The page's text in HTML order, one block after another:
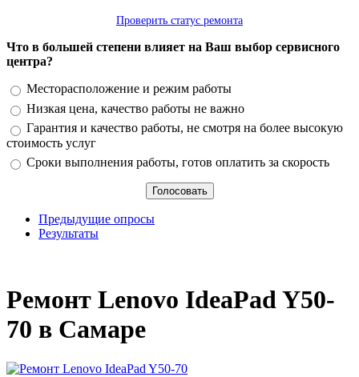
Проверить статус ремонта
Что в большей степени влияет на Ваш выбор сервисного
центра?
Варианты
Месторасположение и режим работы
Низкая цена, качество работы не важно
Гарантия и качество работы, не смотря на более высокую
стоимость услуг
Сроки выполнения работы, готов оплатить за скорость
Предыдущие опросы
Результаты
Ремонт Lenovo IdeaPad Y50-
70 в Самаре